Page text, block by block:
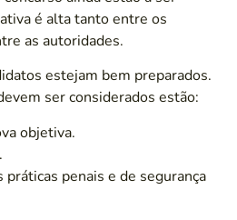
é alta tanto entre os
as autoridades.
estejam bem preparados.
ser considerados estão:
objetiva.
práticas penais e de segurança